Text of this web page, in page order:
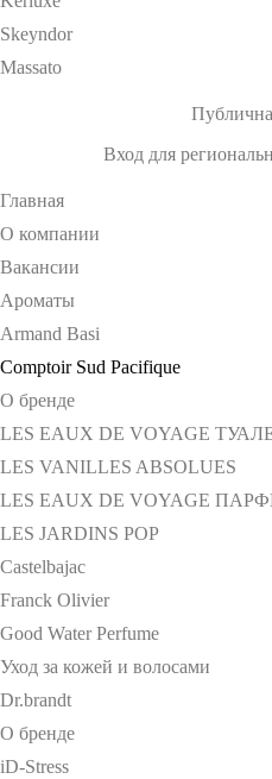
Skeyndor
Massato
Вход для
Главная
О компании
Вакансии
Ароматы
Armand Basi
Comptoir Sud Pacifique
О бренде
LES EAUX DE VOYAGE
LES VANILLES ABSOLUES
LES EAUX DE VOYAGE
LES JARDINS POP
Castelbajac
Franck Olivier
Good Water Perfume
Уход за кожей и волосами
Dr.brandt
О бренде
iD-Stress